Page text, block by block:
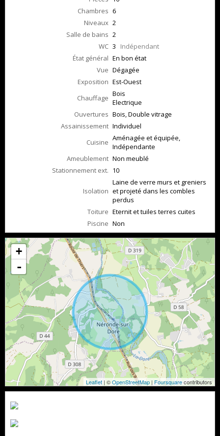
Chambres 6
Niveaux 2
Salle de bains 2
WC 3 Indépendant
État général En bon état
Vue Dégagée
Exposition Est-Ouest
Chauffage Bois
Electrique
Ouvertures Bois, Double vitrage
Assainissement Individuel
Cuisine Aménagée et équipée,
Indépendante
Ameublement Non meublé
Stationnement ext. 10
Isolation
Laine de verre murs et greniers
et projeté dans les combles
perdus
Toiture Eternit et tuiles terres cuites
Piscine Non
+
-
Leaflet | ©OpenStreetMap | Foursquarecontributors